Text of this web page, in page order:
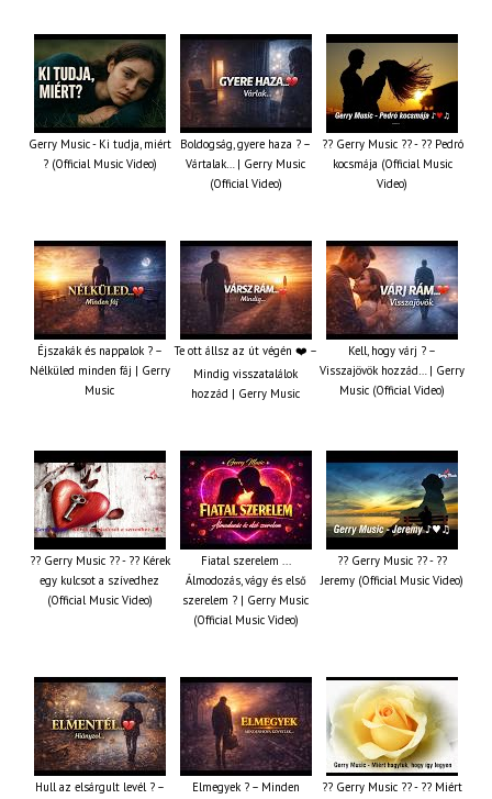
Gerry Music - Ki tudja, miért
? (Official Music Video)
Boldogság, gyere haza ? –
Vártalak… | Gerry Music
(Official Video)
?? Gerry Music ?? - ?? Pedró
kocsmája (Official Music
Video)
Éjszakák és nappalok ? –
Nélküled minden fáj | Gerry
Music
Te ott állsz az út végén ❤️ –
Mindig visszatalálok
hozzád | Gerry Music
Kell, hogy várj ? –
Visszajövök hozzád… | Gerry
Music (Official Video)
?? Gerry Music ?? - ?? Kérek
egy kulcsot a szívedhez
(Official Music Video)
Fiatal szerelem ...
Álmodozás, vágy és első
szerelem ? | Gerry Music
(Official Music Video)
?? Gerry Music ?? - ??
Jeremy (Official Music Video)
Hull az elsárgult levél ? –
Elmegyek ? – Minden
?? Gerry Music ?? - ?? Miért